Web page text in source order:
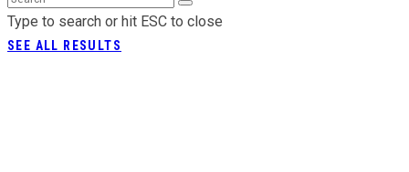
Type to search or hit ESC to close
SEE ALL RESULTS